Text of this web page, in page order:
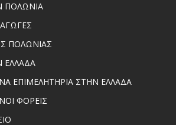
ΠΟΛΩΝΙΑ
ΠΟΛΩΝΙΑΣ
ΕΛΛΑΔΑ
ΕΠΙΜΕΛΗΤΗΡΙΑ ΣΤΗΝ ΕΛΛΑΔΑ
ΦΟΡΕΙΣ